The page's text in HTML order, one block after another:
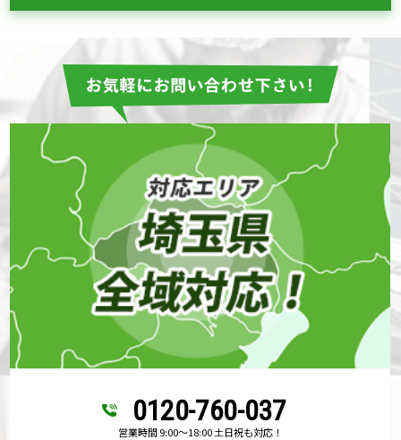
0120-760-037
営業時間 9:00～18:00 土日祝も対応！